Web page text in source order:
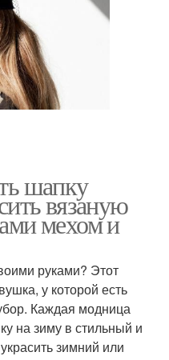
шапку
вязаную
мехом и
руками? Этот
у которой есть
Каждая модница
на зиму в стильный и
зимний или